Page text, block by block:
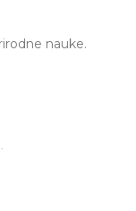
nauke.